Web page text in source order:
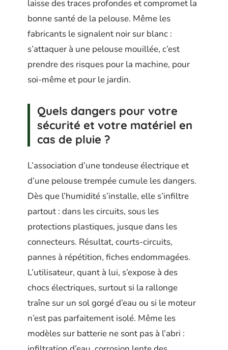
laisse des traces profondes et compromet la
bonne santé de la pelouse. Même les
fabricants le signalent noir sur blanc :
s’attaquer à une pelouse mouillée, c’est
prendre des risques pour la machine, pour
soi-même et pour le jardin.
Quels dangers pour votre
sécurité et votre matériel en
cas de pluie ?
L’association d’une tondeuse électrique et
d’une pelouse trempée cumule les dangers.
Dès que l’humidité s’installe, elle s’infiltre
partout : dans les circuits, sous les
protections plastiques, jusque dans les
connecteurs. Résultat, courts-circuits,
pannes à répétition, fiches endommagées.
L’utilisateur, quant à lui, s’expose à des
chocs électriques, surtout si la rallonge
traîne sur un sol gorgé d’eau ou si le moteur
n’est pas parfaitement isolé. Même les
modèles sur batterie ne sont pas à l’abri :